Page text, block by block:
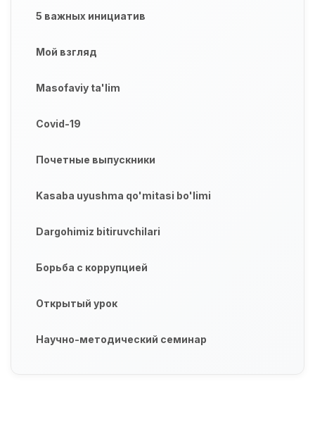
5 важных инициатив
Мой взгляд
Masofaviy ta'lim
Covid-19
Почетные выпускники
Kasaba uyushma qo'mitasi bo'limi
Dargohimiz bitiruvchilari
Борьба с коррупцией
Открытый урок
Научно-методический семинар